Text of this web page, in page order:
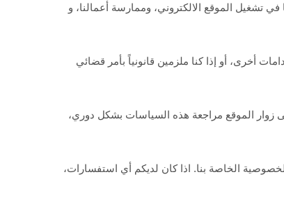
تشغيل الموقع الالكتروني، وممارسة أعمالنا، و
أخرى، أو إذا كنا ملزمين قانونياً بأمر قضائي
زوار الموقع مراجعة هذه السياسات بشكل دوري،
الخاصة بنا. اذا كان لديكم أي استفسارات،